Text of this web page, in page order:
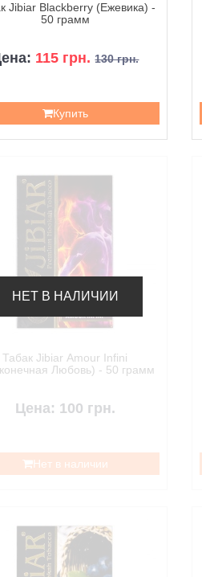
Jibiar Blackberry (Ежевика) -
50 грамм
115 грн. 130 грн.
Купить
НЕТ В НАЛИЧИИ
Табак Jibiar Amour Infini
Любовь) - 50 грамм
Цена: 100 грн.
Нет в наличии